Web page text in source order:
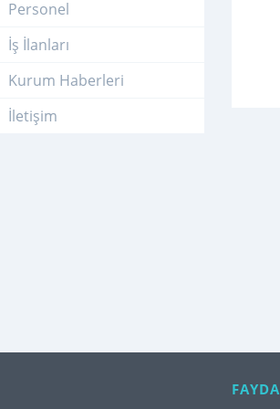
Personel
İş İlanları
Kurum Haberleri
İletişim